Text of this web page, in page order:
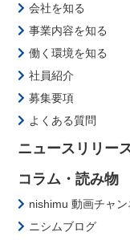
会社を知る
事業内容を知る
働く環境を知る
社員紹介
募集要項
よくある質問
ニュースリリー
コラム・読み物
nishimu 動画チャン
ニシムブログ